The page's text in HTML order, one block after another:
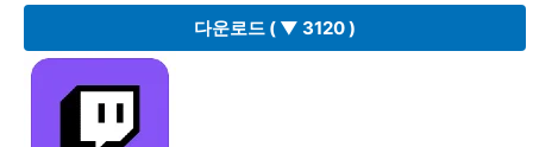
다운로드 ( ▼ 3120 )